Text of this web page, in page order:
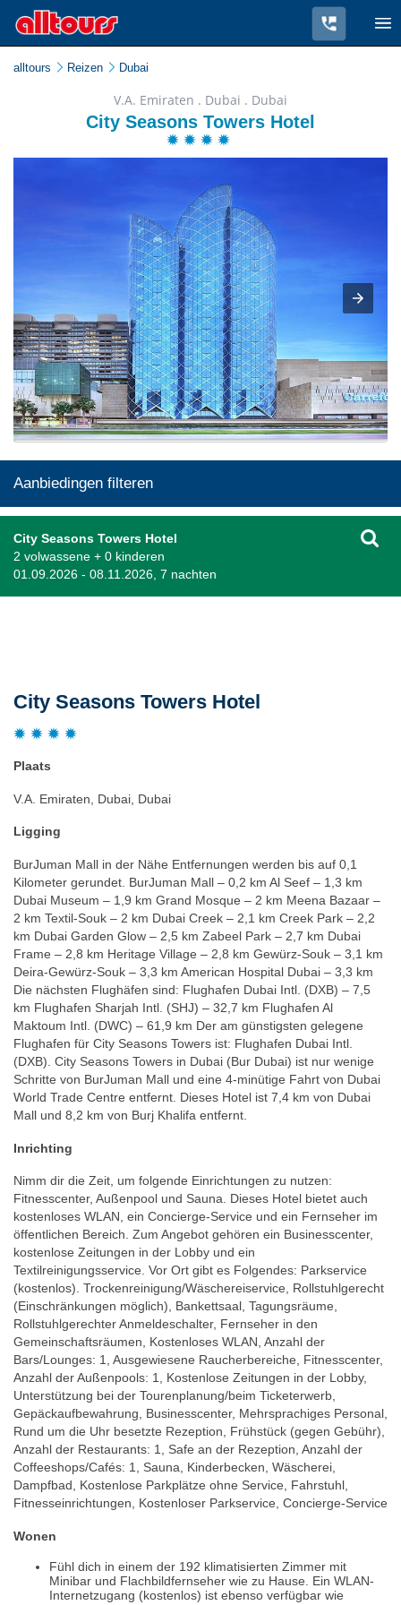
alltours Reizen Dubai
V.A. Emiraten . Dubai . Dubai
City Seasons Towers Hotel
Aanbiedingen filteren
City Seasons Towers Hotel
2 volwassene + 0 kinderen
01.09.2026 - 08.11.2026, 7 nachten
City Seasons Towers Hotel
Plaats
V.A. Emiraten, Dubai, Dubai
Ligging
BurJuman Mall in der Nähe Entfernungen werden bis auf 0,1
Kilometer gerundet. BurJuman Mall – 0,2 km Al Seef – 1,3 km
Dubai Museum – 1,9 km Grand Mosque – 2 km Meena Bazaar –
2 km Textil-Souk – 2 km Dubai Creek – 2,1 km Creek Park – 2,2
km Dubai Garden Glow – 2,5 km Zabeel Park – 2,7 km Dubai
Frame – 2,8 km Heritage Village – 2,8 km Gewürz-Souk – 3,1 km
Deira-Gewürz-Souk – 3,3 km American Hospital Dubai – 3,3 km
Die nächsten Flughäfen sind: Flughafen Dubai Intl. (DXB) – 7,5
km Flughafen Sharjah Intl. (SHJ) – 32,7 km Flughafen Al
Maktoum Intl. (DWC) – 61,9 km Der am günstigsten gelegene
Flughafen für City Seasons Towers ist: Flughafen Dubai Intl.
(DXB). City Seasons Towers in Dubai (Bur Dubai) ist nur wenige
Schritte von BurJuman Mall und eine 4-minütige Fahrt von Dubai
World Trade Centre entfernt. Dieses Hotel ist 7,4 km von Dubai
Mall und 8,2 km von Burj Khalifa entfernt.
Inrichting
Nimm dir die Zeit, um folgende Einrichtungen zu nutzen:
Fitnesscenter, Außenpool und Sauna. Dieses Hotel bietet auch
kostenloses WLAN, ein Concierge-Service und ein Fernseher im
öffentlichen Bereich. Zum Angebot gehören ein Businesscenter,
kostenlose Zeitungen in der Lobby und ein
Textilreinigungsservice. Vor Ort gibt es Folgendes: Parkservice
(kostenlos). Trockenreinigung/Wäschereiservice, Rollstuhlgerecht
(Einschränkungen möglich), Bankettsaal, Tagungsräume,
Rollstuhlgerechter Anmeldeschalter, Fernseher in den
Gemeinschaftsräumen, Kostenloses WLAN, Anzahl der
Bars/Lounges: 1, Ausgewiesene Raucherbereiche, Fitnesscenter,
Anzahl der Außenpools: 1, Kostenlose Zeitungen in der Lobby,
Unterstützung bei der Tourenplanung/beim Ticketerwerb,
Gepäckaufbewahrung, Businesscenter, Mehrsprachiges Personal,
Rund um die Uhr besetzte Rezeption, Frühstück (gegen Gebühr),
Anzahl der Restaurants: 1, Safe an der Rezeption, Anzahl der
Coffeeshops/Cafés: 1, Sauna, Kinderbecken, Wäscherei,
Dampfbad, Kostenlose Parkplätze ohne Service, Fahrstuhl,
Fitnesseinrichtungen, Kostenloser Parkservice, Concierge-Service
Wonen
Fühl dich in einem der 192 klimatisierten Zimmer mit
Minibar und Flachbildfernseher wie zu Hause. Ein WLAN-
Internetzugang (kostenlos) ist ebenso verfügbar wie